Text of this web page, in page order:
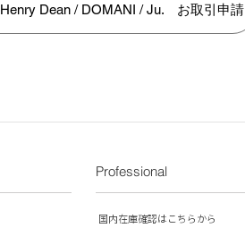
Henry Dean / DOMANI / Ju. お取引申請
Professional
​国内在庫確認はこちらから